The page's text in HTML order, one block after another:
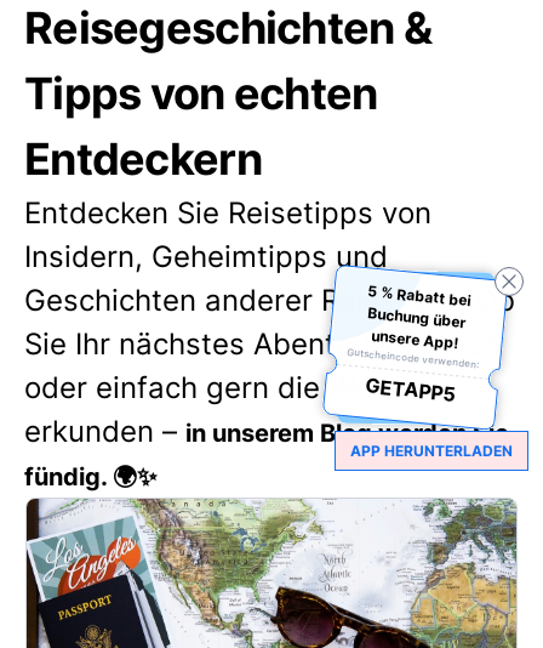
Reisegeschichten &
Tipps von echten
Entdeckern
Entdecken Sie Reisetipps von
Insidern, Geheimtipps und
Geschichten anderer Reisender. Ob
Sie Ihr nächstes Abenteuer planen
oder einfach gern die Welt
erkunden – in unserem Blog werden Sie
fündig. 🌍✨
5 % Rabatt bei
Buchung über
unsere App!
Gutscheincode verwenden:
GETAPP5
APP HERUNTERLADEN